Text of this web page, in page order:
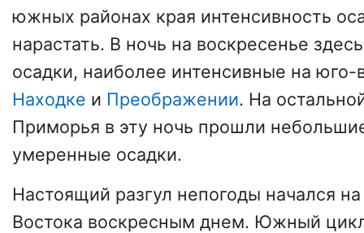
южных районах края интенсивность
нарастать. В ночь на воскресенье
осадки, наиболее интенсивные на
Находке и Преображении. На
Приморья в эту ночь прошли
умеренные осадки.
Настоящий разгул непогоды начался
Востока воскресным днем. Южный